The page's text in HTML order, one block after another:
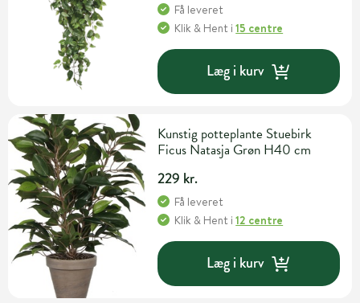
Få leveret
Klik & Hent i15 centre
Læg i kurv
Kunstig potteplante Stuebirk
Ficus Natasja Grøn H40 cm
229 kr.
Få leveret
Klik & Hent i12 centre
Læg i kurv